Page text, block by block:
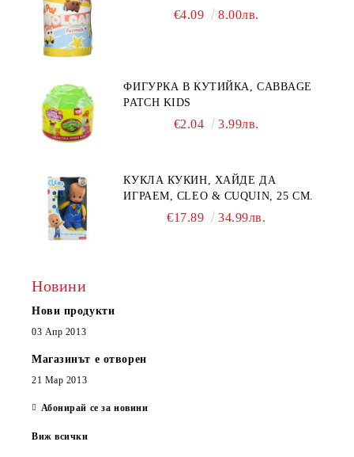
€4.09 8.00лв.
ФИГУРКА В КУТИЙКА, CABBAGE
PATCH KIDS
€2.04 3.99лв.
КУКЛА КУКИН, ХАЙДЕ ДА
ИГРАЕМ, CLEO & CUQUIN, 25 СМ.
€17.89 34.99лв.
Новини
Нови продукти
03 Апр 2013
Магазинът е отворен
21 Мар 2013
Абонирай се за новини
Виж всички